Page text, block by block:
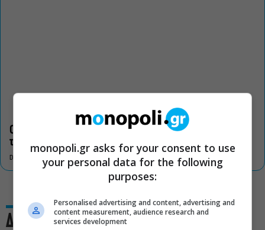
Οι «Τρωάδες» στην Επίδαυρο αλλάζουν την αντίληψη για
τον πολιτισμό
DON'T MISS
Δες και αυτό
monopoli.gr asks for your consent to use
your personal data for the following
purposes:
Personalised advertising and content, advertising and
content measurement, audience research and
services development